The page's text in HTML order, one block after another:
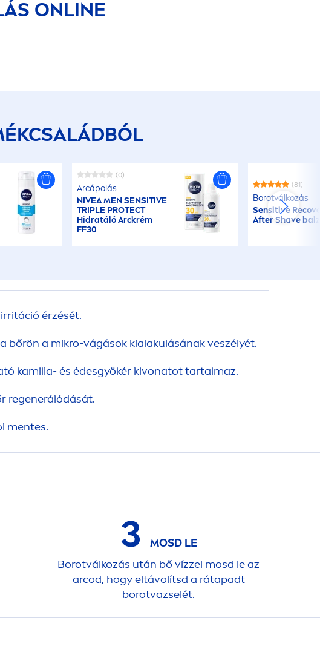
ONLINE
(0)
Arcápolás
NIVEAMEN SENSITIVE
TRIPLE PROTECT
Hidratáló Arckrém
FF30
(81)
Borotválkozás
Sensitive
After Shave
érzését.
bőrön a mikro-vágások kialakulásának veszélyét.
kamilla- és édesgyökér kivonatot tartalmaz.
regenerálódását.
mentes.
3
MOSD LE
Borotválkozás után bő vízzel mosd le az
arcod, hogy eltávolítsd a rátapadt
borotvazselét.